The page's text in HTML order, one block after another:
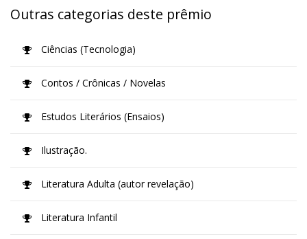
Outras categorias deste prêmio
Ciências (Tecnologia)
Contos / Crônicas / Novelas
Estudos Literários (Ensaios)
Ilustração.
Literatura Adulta (autor revelação)
Literatura Infantil